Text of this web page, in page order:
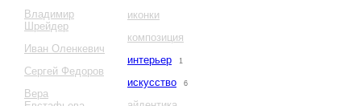
Владимир
Шрейдер
Иван Оленкевич
Сергей Федоров
Вера
иконки
композиция
интерьер
1
искусство 6